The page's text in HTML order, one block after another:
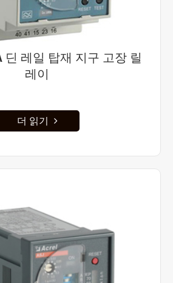
딘 레일 탑재 지구 고장 릴
레이
더 읽기